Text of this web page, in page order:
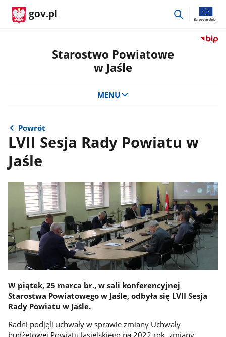
gov.pl
przejdź
Przejdź
Starostwo Powiatowe
w Jaśle
MENU
Powrót
LVII Sesja Rady Powiatu w
Jaśle
W piątek, 25 marca br., w sali konferencyjnej
Starostwa Powiatowego w Jaśle, odbyła się LVII Sesja
Rady Powiatu w Jaśle.
Radni podjęli uchwały w sprawie zmiany Uchwały
budżetowej Powiatu Jasielskiego na 2022 rok, zmiany